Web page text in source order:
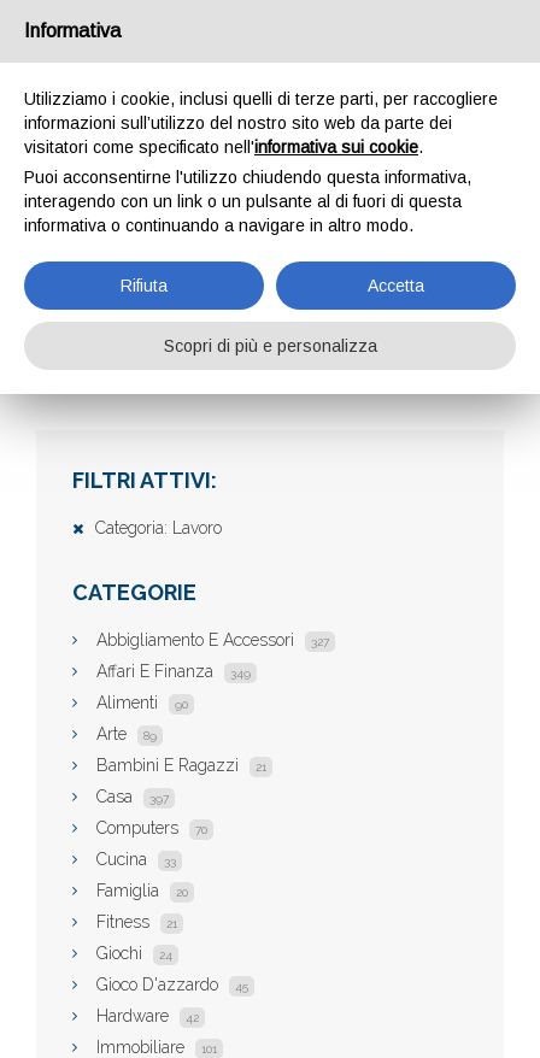
AZIENDE
Aziende
FILTRI ATTIVI:
Categoria: Lavoro
CATEGORIE
Abbigliamento E Accessori 327
Affari E Finanza 349
Alimenti 90
Arte 89
Bambini E Ragazzi 21
Casa 397
Computers 70
Cucina 33
Famiglia 20
Fitness 21
Giochi 24
Gioco D'azzardo 45
Hardware 42
Immobiliare 101
Informativa
Utilizziamo i cookie, inclusi quelli di terze parti, per raccogliere
informazioni sull’utilizzo del nostro sito web da parte dei
visitatori come specificato nell'informativa sui cookie.
Puoi acconsentirne l'utilizzo chiudendo questa informativa,
interagendo con un link o un pulsante al di fuori di questa
informativa o continuando a navigare in altro modo.
Rifiuta Accetta
Scopri di più e personalizza